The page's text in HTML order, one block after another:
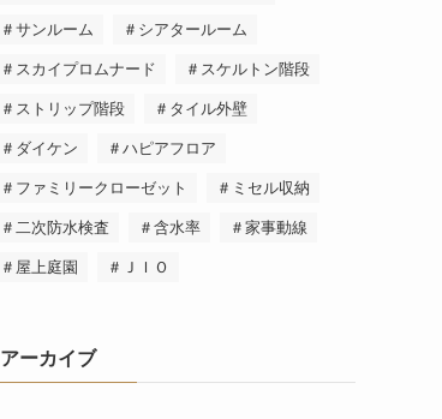
＃サンルーム ＃シアタールーム
＃スカイプロムナード ＃スケルトン階段
＃ストリップ階段 ＃タイル外壁
＃ダイケン ＃ハピアフロア
＃ファミリークローゼット ＃ミセル収納
＃二次防水検査 ＃含水率 ＃家事動線
＃屋上庭園 ＃ＪＩＯ
アーカイブ